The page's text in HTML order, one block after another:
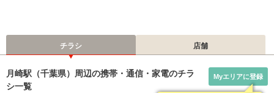
チラシ 店舗
月崎駅（千葉県）周辺の携帯・通信・家電のチラ
シ一覧
Myエリアに登録